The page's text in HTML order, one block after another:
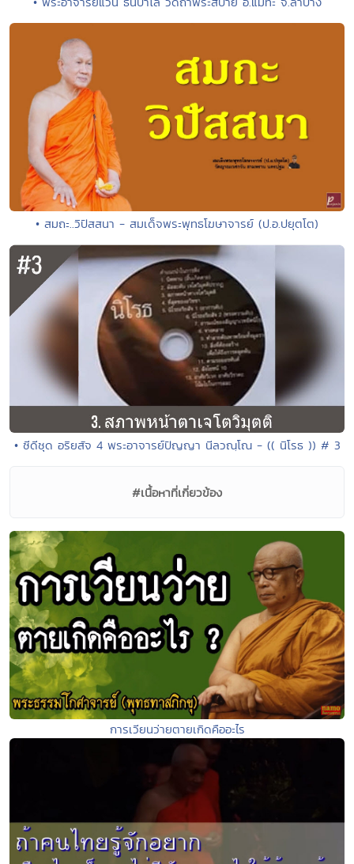
• สมถะ..วิปัสสนา - สมเด็จพระพุทธโฆษาจารย์ (ป.อ.ปยุตโต)
• ซีดีชุด อริยสัจ 4 พระอาจารย์ปัญญา นีลวณฺโณ - (( นิโรธ )) # 3
#เนื้อหาที่เกี่ยวข้อง
การเวียนว่ายตายเกิดคืออะไร